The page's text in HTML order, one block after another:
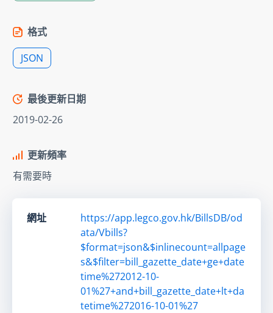
格式
JSON
最後更新日期
2019-02-26
更新頻率
有需要時
網址
https://app.legco.gov.hk/BillsDB/od
ata/Vbills?
$format=json&$inlinecount=allpage
s&$filter=bill_gazette_date+ge+date
time%272012-10-
01%27+and+bill_gazette_date+lt+da
tetime%272016-10-01%27